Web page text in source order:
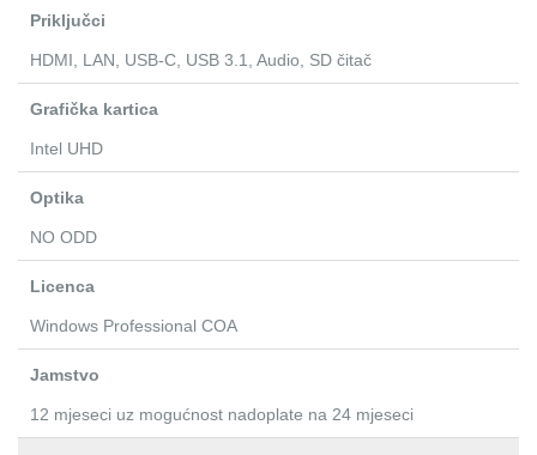
Priključci
HDMI, LAN, USB-C, USB 3.1, Audio, SD čitač
Grafička kartica
Intel UHD
Optika
NO ODD
Licenca
Windows Professional COA
Jamstvo
12 mjeseci uz mogućnost nadoplate na 24 mjeseci